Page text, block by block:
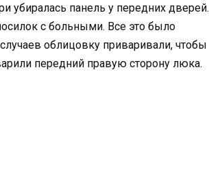
убиралась панель у передних дверей.
с больными. Все это было
облицовку приваривали, чтобы
передний правую сторону люка.